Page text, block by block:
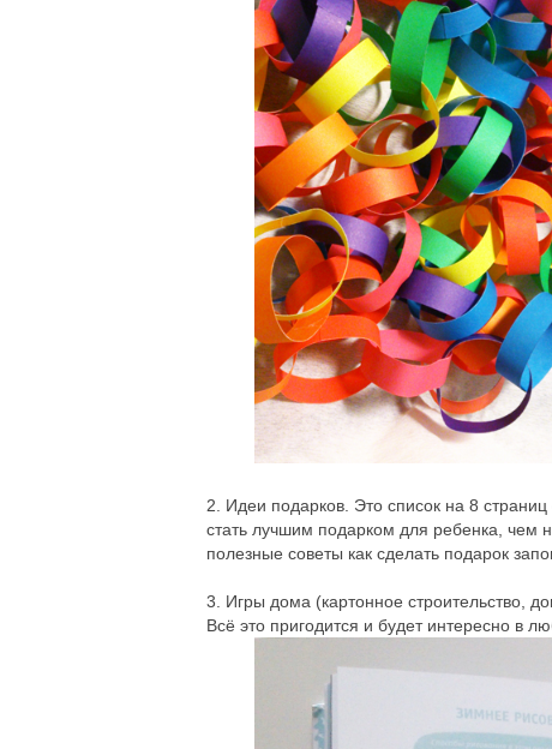
2. Идеи подарков. Это список на 8
стать лучшим подарком для ребенка, чем
полезные советы как сделать подарок
3. Игры дома (картонное строительство,
Всё это пригодится и будет интересно в